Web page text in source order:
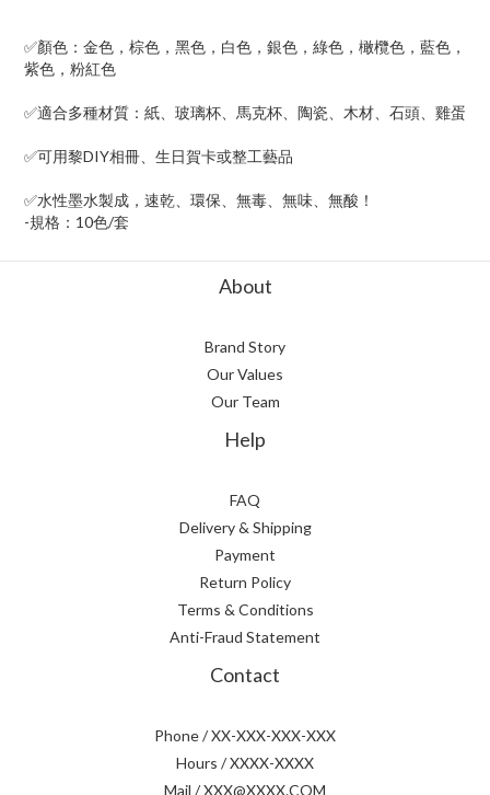
✅顏色：金色，棕色，黑色，白色，銀色，綠色，橄欖色，藍色，
紫色，粉紅色
✅適合多種材質：紙、玻璃杯、馬克杯、陶瓷、木材、石頭、雞蛋
✅可用黎DIY相冊、生日賀卡或整工藝品
✅水性墨水製成，速乾、環保、無毒、無味、無酸！
-規格：10色/套
About
Brand Story
Our Values
Our Team
Help
FAQ
Delivery & Shipping
Payment
Return Policy
Terms & Conditions
Anti-Fraud Statement
Contact
Phone / XX-XXX-XXX-XXX
Hours / XXXX-XXXX
Mail / XXX@XXXX.COM